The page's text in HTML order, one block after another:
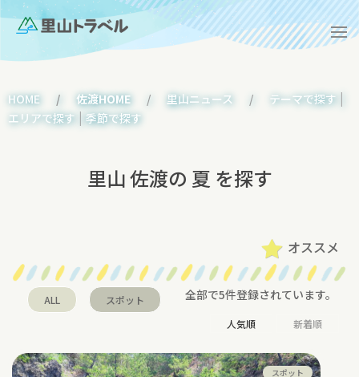
HOME 佐渡HOME 里山ニュース テーマで探す |
エリアで探す | 季節で探す
里山 佐渡の 夏 を探す
オススメ
ALL スポット 全部で5件登録されています。
人気順 新着順
スポット